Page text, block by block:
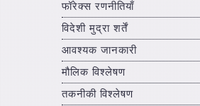
फॉरेक्स रणनीतियाँ
विदेशी मुद्रा शर्तें
आवश्यक जानकारी
मौलिक विश्लेषण
तकनीकी विश्लेषण